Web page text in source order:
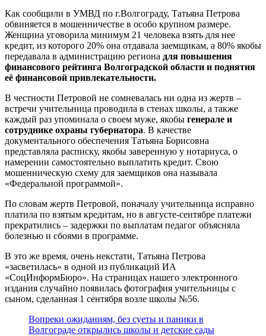
Как сообщили в УМВД по г.Волгограду, Татьяна Петрова
обвиняется в мошенничестве в особо крупном размере.
Женщина уговорила минимум 21 человека взять для нее
кредит, из которого 20% она отдавала заемщикам, а 80% якобы
передавала в администрацию региона для повышения
финансового рейтинга Волгоградской области и поднятия
её финансовой привлекательности.
В честности Петровой не сомневалась ни одна из жертв –
встречи учительница проводила в стенах школы, а также
каждый раз упоминала о своем муже, якобы генерале и
сотруднике охраны губернатора. В качестве
документального обеспечения Татьяна Борисовна
представляла расписку, якобы заверенную у нотариуса, о
намерении самостоятельно выплатить кредит. Свою
мошенническую схему для заемщиков она называла
«Федеральной программой».
По словам жертв Петровой, поначалу учительница исправно
платила по взятым кредитам, но в августе-сентябре платежи
прекратились – задержки по выплатам педагог объясняла
болезнью и сбоями в программе.
В это же время, очень некстати, Татьяна Петрова
«засветилась» в одной из публикаций ИА
«СоцИнформБюро». На страницах нашего электронного
издания случайно появилась фотография учительницы с
сыном, сделанная 1 сентября возле школы №56.
Вопреки ожиданиям, без суеты и паники в
Волгограде открылись школы и детские сады